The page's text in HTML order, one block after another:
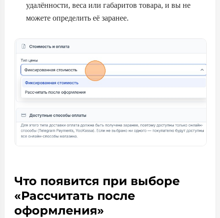
удалённости, веса или габаритов товара, и вы не
можете определить её заранее.
Что появится при выборе
«Рассчитать после
оформления»